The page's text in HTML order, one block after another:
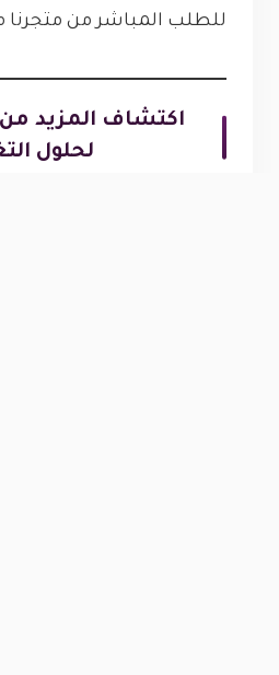
للطلب المباشر من متجرنا
اكتشاف المزيد
لحلول